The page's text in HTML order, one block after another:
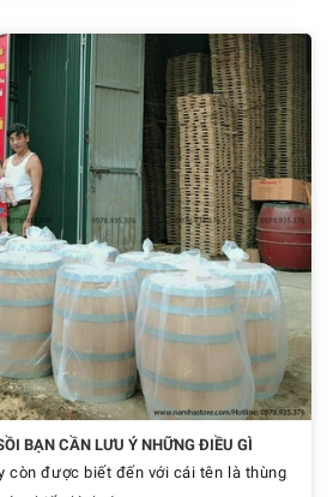
BẠN CẦN LƯU Ý NHỮNG ĐIỀU GÌ
còn được biết đến với cái tên là thùng